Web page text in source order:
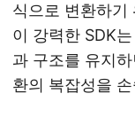
식으로 변환하기
이 강력한 SDK
과 구조를 유지
환의 복잡성을